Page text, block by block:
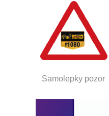
Samolepky pozor